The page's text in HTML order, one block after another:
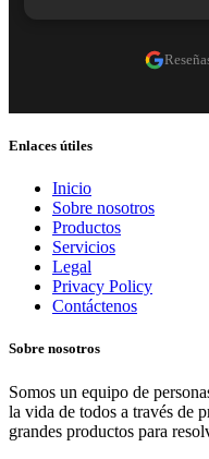
Enlaces útiles
Inicio
Sobre nosotros
Productos
Servicios
Legal
Privacy Policy
Contáctenos
Sobre nosotros
Somos un equipo de
la vida de todos a través de
grandes productos para